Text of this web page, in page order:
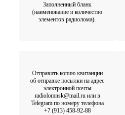
Заполненный бланк
(наименование и количество
элементов радиолома).
Отправить копию квитанции
об отправке посылки на адрес
электронной почты
radiolomnsk@mail.ru или в
Telegram по номеру телефона
+7 (913) 458-92-88